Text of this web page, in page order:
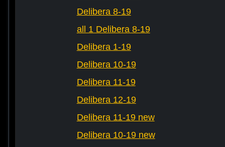
Delibera 8-19
all 1 Delibera 8-19
Delibera 1-19
Delibera 10-19
Delibera 11-19
Delibera 12-19
Delibera 11-19 new
Delibera 10-19 new